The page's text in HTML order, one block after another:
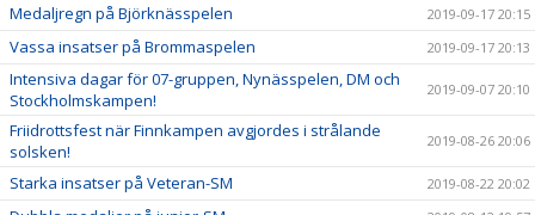
Medaljregn på Björknässpelen 2019-09-17 20:15
Vassa insatser på Brommaspelen 2019-09-17 20:13
Intensiva dagar för 07-gruppen, Nynässpelen, DM och
Stockholmskampen!
2019-09-07 20:10
Friidrottsfest när Finnkampen avgjordes i strålande
solsken!
2019-08-26 20:06
Starka insatser på Veteran-SM 2019-08-22 20:02